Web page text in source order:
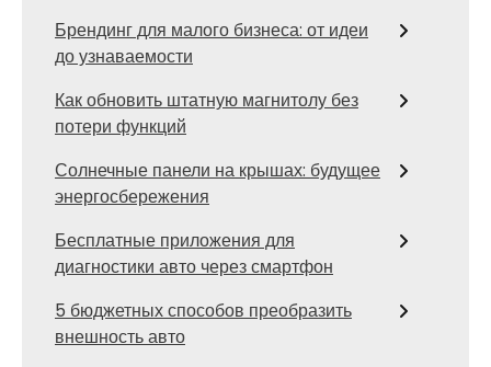
Брендинг для малого бизнеса: от идеи
до узнаваемости
Как обновить штатную магнитолу без
потери функций
Солнечные панели на крышах: будущее
энергосбережения
Бесплатные приложения для
диагностики авто через смартфон
5 бюджетных способов преобразить
внешность авто